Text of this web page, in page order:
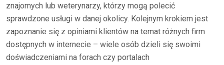
znajomych lub weterynarzy, którzy mogą polecić
sprawdzone usługi w danej okolicy. Kolejnym krokiem jest
zapoznanie się z opiniami klientów na temat różnych firm
dostępnych w internecie – wiele osób dzieli się swoimi
doświadczeniami na forach czy portalach